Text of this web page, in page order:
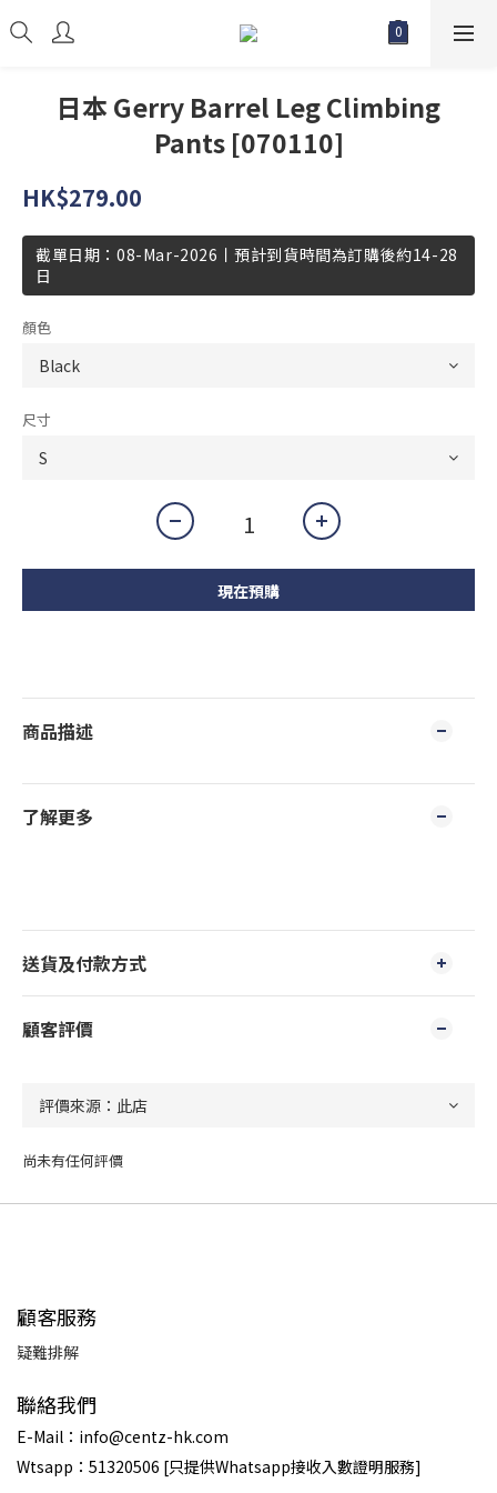
日本 Gerry Barrel Leg Climbing
Pants [070110]
HK$279.00
截單日期：08-Mar-2026丨預計到貨時間為訂購後約14-28
日
顏色
尺寸
現在預購
商品描述
了解更多
送貨及付款方式
顧客評價
尚未有任何評價
顧客服務
疑難排解
聯絡我們
E-Mail：info@centz-hk.com
Wtsapp：51320506 [只提供Whatsapp接收入數證明服務]